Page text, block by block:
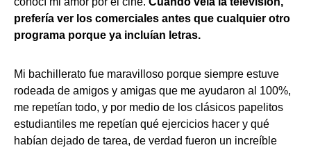
prefería ver los comerciales antes que cualquier otro
programa porque ya incluían letras.
Mi bachillerato fue maravilloso porque siempre estuve
rodeada de amigos y amigas que me ayudaron al 100%,
me repetían todo, y por medio de los clásicos papelitos
estudiantiles me repetían qué ejercicios hacer y qué
habían dejado de tarea, de verdad fueron un increíble